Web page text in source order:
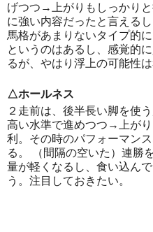
げつつ→上がりもしっかり
に強い内容だったと言える
馬格があまりないタイプ的
というのはあるし、感覚的
るが、やはり浮上の可能性は
△ホールネス
２走前は、後半長い脚を使
高い水準で進めつつ→上が
利。その時のパフォーマン
る。 （間隔の空いた）連勝
量が軽くなるし、食い込ん
う。注目しておきたい。